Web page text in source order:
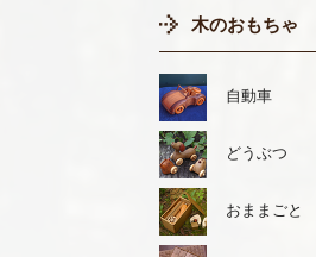
木のおもちゃ
自動車
どうぶつ
おままごと